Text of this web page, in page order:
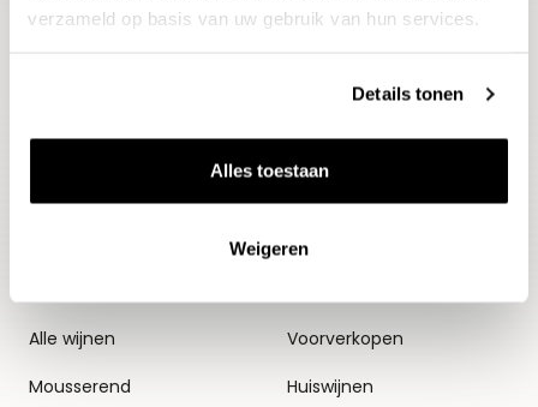
verzameld op basis van uw gebruik van hun services.
Details tonen
Alles toestaan
Weigeren
Alle wijnen
Mousserend
Thema's
Voorverkopen
Huiswijnen